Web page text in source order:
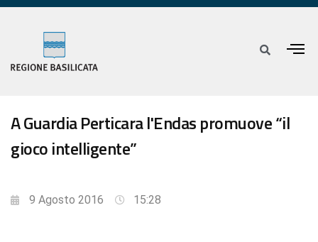
A Guardia Perticara l'Endas promuove “il
gioco intelligente”
9 Agosto 2016 15:28